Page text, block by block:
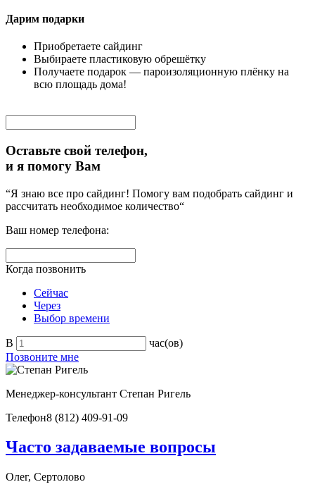
Дарим подарки
Приобретаете сайдинг
Выбираете пластиковую обрешётку
Получаете подарок — пароизоляционную плёнку на
всю площадь дома!
Оставьте свой телефон,
и я помогу Вам
“Я знаю все про сайдинг! Помогу вам подобрать сайдинг и
рассчитать необходимое количество“
Ваш номер телефона:
Когда позвонить
Сейчас
Через
Выбор времени
В
час(ов)
Позвоните мне
Менеджер-консультант Степан Ригель
Телефон8 (812) 409-91-09
Часто задаваемые вопросы
Олег, Сертолово